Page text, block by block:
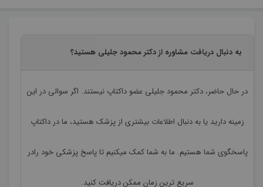
به دنبال دریافت مشاوره از دکتر محمود جلیلی هستید؟
در حال حاضر، دکتر محمود جلیلی عضو داکتاپ نیستند. اگر سوالی در این
زمینه دارید یا به دنبال اطلاعات بیشتری از پزشک هستید، ما در داکتاپ
پاسخگوی شما هستیم. ما به شما کمک میکنیم تا پاسخ پزشکی خود رادر
سریع ترین زمان ممکن دریافت کنید.